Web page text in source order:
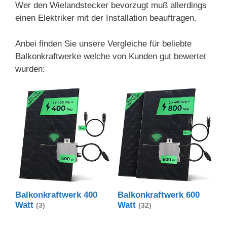
Wer den Wielandstecker bevorzugt muß allerdings
einen Elektriker mit der Installation beauftragen.
Anbei finden Sie unsere Vergleiche für beliebte
Balkonkraftwerke welche von Kunden gut bewertet
wurden:
Balkonkraftwerk 400
Watt (3)
Balkonkraftwerk 600
Watt (32)